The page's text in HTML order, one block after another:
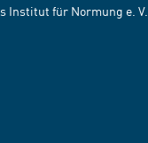
Institut für Normung e. V.